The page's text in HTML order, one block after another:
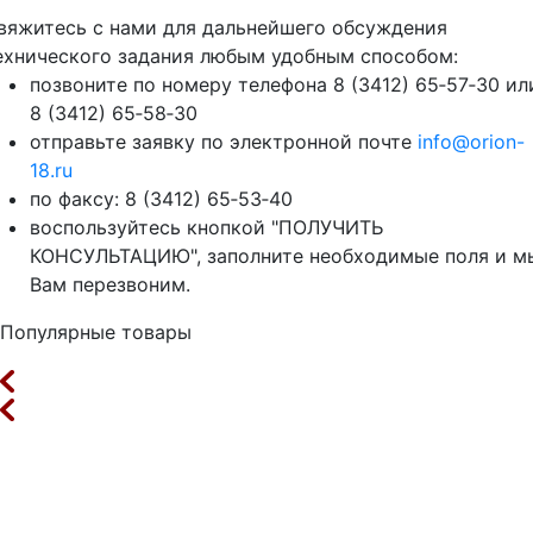
с нами для дальнейшего обсуждения
задания любым удобным способом:
позвоните по номеру телефона 8 (3412) 65‑57‑30
8 (3412) 65‑58‑30
отправьте заявку по электронной почте info@orion-
18.ru
по факсу: 8 (3412) 65‑53‑40
воспользуйтесь кнопкой "ПОЛУЧИТЬ
КОНСУЛЬТАЦИЮ", заполните необходимые поля и
Вам перезвоним.
Популярные товары